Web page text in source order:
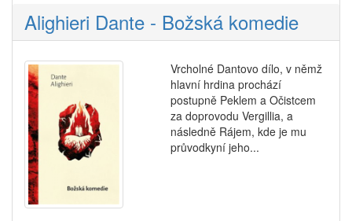
Alighieri Dante - Božská komedie
Vrcholné Dantovo dílo, v němž
hlavní hrdina prochází
postupně Peklem a Očistcem
za doprovodu Vergillia, a
následně Rájem, kde je mu
průvodkyní jeho...